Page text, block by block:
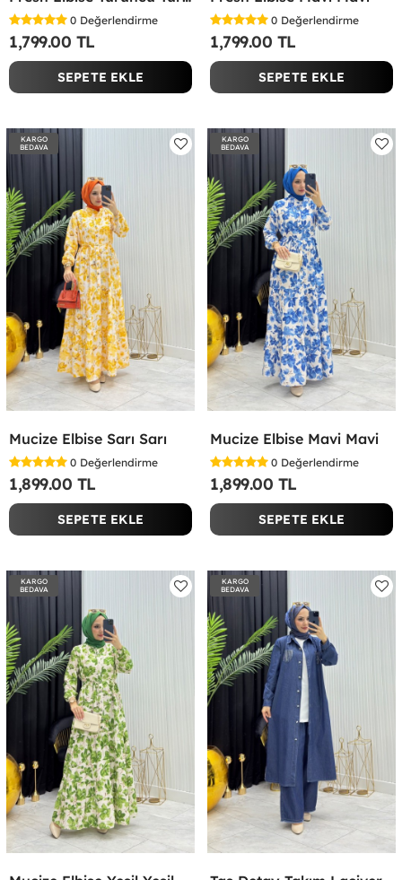
0 Değerlendirme
1,799.00 TL
SEPETE EKLE
0 Değerlendirme
1,799.00 TL
SEPETE EKLE
KARGO
BEDAVA
Mucize Elbise Sarı Sarı
0 Değerlendirme
1,899.00 TL
SEPETE EKLE
KARGO
BEDAVA
Mucize Elbise Mavi Mavi
0 Değerlendirme
1,899.00 TL
SEPETE EKLE
KARGO
BEDAVA
KARGO
BEDAVA